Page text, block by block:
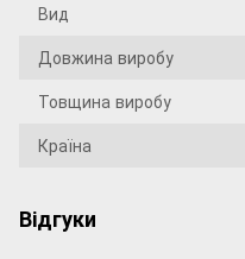
Вид
Довжина виробу
Товщина виробу
Країна
Відгуки